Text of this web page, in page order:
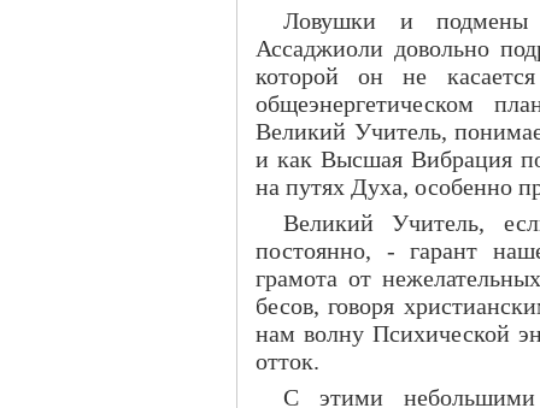
Ловушки и подмены
Ассаджиоли довольно
которой он не
общеэнергетическом
Великий Учитель,
и как Высшая Вибрация
на путях Духа, особенно
Великий Учитель,
постоянно, - гарант
грамота от
бесов, говоря
нам волну Психической
отток.
С этими небольшими